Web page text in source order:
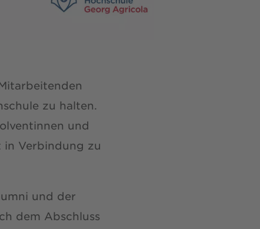
zu halten.
und
in Verbindung zu
und der
dem Abschluss